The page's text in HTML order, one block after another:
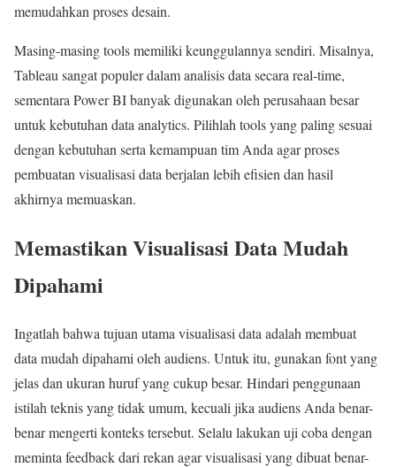
memudahkan proses desain.
Masing-masing tools memiliki keunggulannya sendiri. Misalnya,
Tableau sangat populer dalam analisis data secara real-time,
sementara Power BI banyak digunakan oleh perusahaan besar
untuk kebutuhan data analytics. Pilihlah tools yang paling sesuai
dengan kebutuhan serta kemampuan tim Anda agar proses
pembuatan visualisasi data berjalan lebih efisien dan hasil
akhirnya memuaskan.
Memastikan Visualisasi Data Mudah
Dipahami
Ingatlah bahwa tujuan utama visualisasi data adalah membuat
data mudah dipahami oleh audiens. Untuk itu, gunakan font yang
jelas dan ukuran huruf yang cukup besar. Hindari penggunaan
istilah teknis yang tidak umum, kecuali jika audiens Anda benar-
benar mengerti konteks tersebut. Selalu lakukan uji coba dengan
meminta feedback dari rekan agar visualisasi yang dibuat benar-